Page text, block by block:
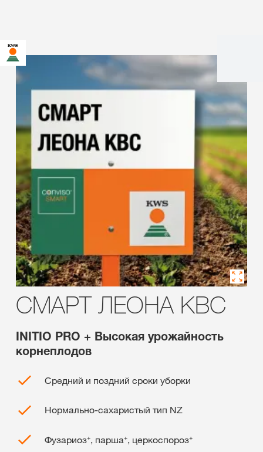
СМАРТ ЛЕОНА KBC
INITIO PRO + Высокая урожайность
корнеплодов
Средний и поздний сроки уборки
Нормально-сахаристый тип NZ
Фузариоз⁺, парша⁺, церкоспороз⁺